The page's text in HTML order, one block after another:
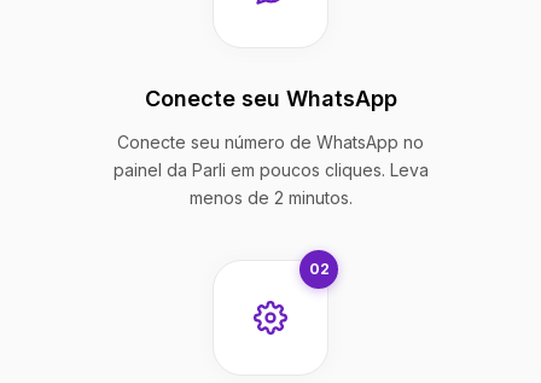
Conecte seu WhatsApp
Conecte seu número de WhatsApp no
painel da Parli em poucos cliques. Leva
menos de 2 minutos.
02